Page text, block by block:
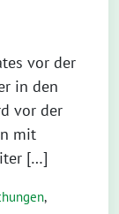
vor der
in den
vor der
mit
[…]
,